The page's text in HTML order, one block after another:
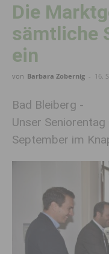
Die
sämtliche
ein
von Barbara Zobernig - 16.
Bad Bleiberg -
Unser
September im